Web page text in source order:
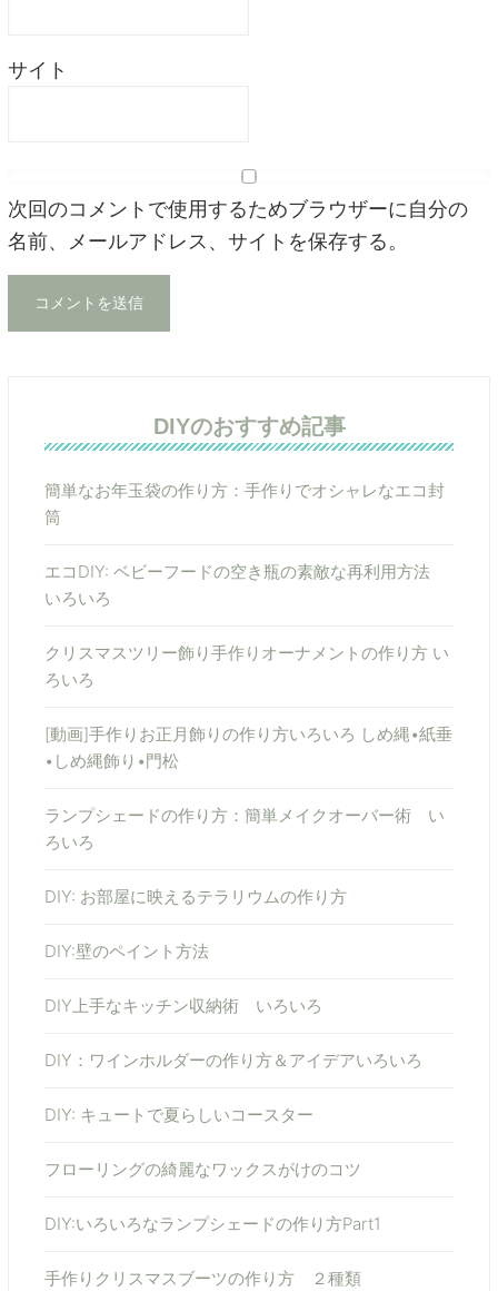
サイト
次回のコメントで使用するためブラウザーに自分の
名前、メールアドレス、サイトを保存する。
DIYのおすすめ記事
簡単なお年玉袋の作り方：手作りでオシャレなエコ封
筒
エコDIY: ベビーフードの空き瓶の素敵な再利用方法
いろいろ
クリスマスツリー飾り手作りオーナメントの作り方 い
ろいろ
[動画]手作りお正月飾りの作り方いろいろ しめ縄•紙垂
•しめ縄飾り•門松
ランプシェードの作り方：簡単メイクオーバー術 い
ろいろ
DIY: お部屋に映えるテラリウムの作り方
DIY:壁のペイント方法
DIY上手なキッチン収納術 いろいろ
DIY：ワインホルダーの作り方＆アイデアいろいろ
DIY: キュートで夏らしいコースター
フローリングの綺麗なワックスがけのコツ
DIY:いろいろなランプシェードの作り方Part1
手作りクリスマスブーツの作り方 ２種類